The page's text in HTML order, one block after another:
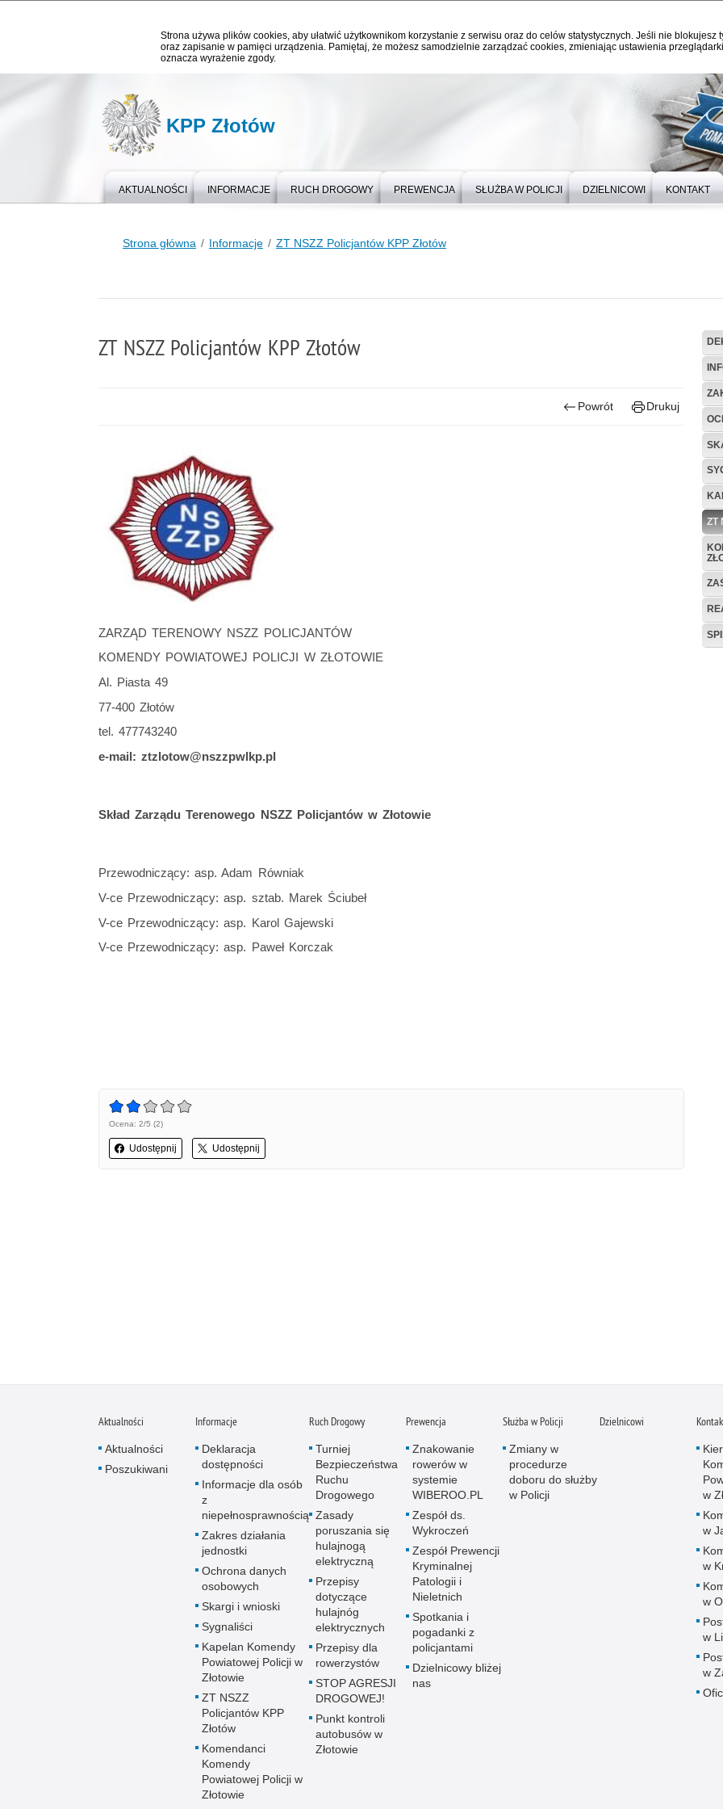
Strona używa plików cookies, aby ułatwić użytkownikom korzystanie z serwisu oraz do celów statystycznych. Jeśli nie blokujesz
oraz zapisanie w pamięci urządzenia. Pamiętaj, że możesz samodzielnie zarządzać cookies, zmieniając ustawienia
oznacza wyrażenie zgody.
KPP Złotów
AKTUALNOŚCI INFORMACJE RUCH DROGOWY PREWENCJA SŁUŻBA W POLICJI DZIELNICOWI KONTAKT
Strona główna Informacje ZT NSZZ Policjantów KPP Złotów
ZT
ZT NSZZ Policjantów KPP Złotów
Powrót Drukuj
ZARZĄD TERENOWY NSZZ POLICJANTÓW
KOMENDY POWIATOWEJ POLICJI W ZŁOTOWIE
Al. Piasta 49
77-400 Złotów
tel. 477743240
e-mail: ztzlotow@nszzpwlkp.pl
Skład Zarządu Terenowego NSZZ Policjantów w Złotowie
Przewodniczący:asp. Adam Równiak
V-ce Przewodniczący: asp. sztab. Marek Ściubeł
V-ce Przewodniczący: asp. Karol Gajewski
V-ce Przewodniczący: asp. Paweł Korczak
Ocena: 2/5 (2)
Udostępnij Udostępnij
Aktualności
Aktualności
Poszukiwani
Informacje
Deklaracja
dostępności
Informacje dla osób
z
niepełnosprawnością
Zakres działania
jednostki
Ochrona danych
osobowych
Skargi i wnioski
Sygnaliści
Kapelan Komendy
Powiatowej Policji w
Złotowie
ZT NSZZ
Policjantów KPP
Złotów
Komendanci
Komendy
Powiatowej Policji w
Złotowie
Ruch Drogowy
Turniej
Bezpieczeństwa
Ruchu
Drogowego
Zasady
poruszania się
hulajnogą
elektryczną
Przepisy
dotyczące
hulajnóg
elektrycznych
Przepisy dla
rowerzystów
STOP AGRESJI
DROGOWEJ!
Punkt kontroli
autobusów w
Złotowie
Prewencja
Znakowanie
rowerów w
systemie
WIBEROO.PL
Zespół ds.
Wykroczeń
Zespół Prewencji
Kryminalnej
Patologii i
Nieletnich
Spotkania i
pogadanki z
policjantami
Dzielnicowy bliżej
nas
Służba w Policji
Zmiany w
procedurze
doboru do służby
w Policji
Dzielnicowi
w
w
w
w
w
w